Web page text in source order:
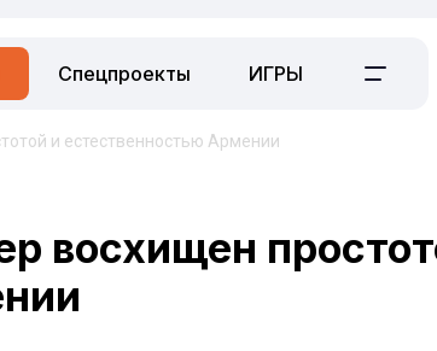
Спецпроекты ИГРЫ
и естественностью Армении
восхищен